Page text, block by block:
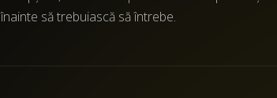
înainte să trebuiască să întrebe.